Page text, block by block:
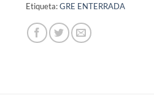
Etiqueta:GRE ENTERRADA